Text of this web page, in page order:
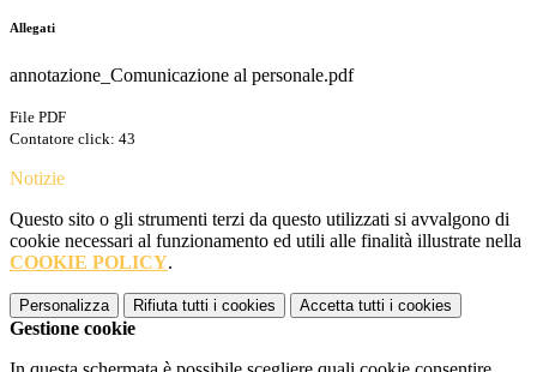
Allegati
annotazione_Comunicazione al personale.pdf
File PDF
Contatore click: 43
Notizie
Questo sito o gli strumenti terzi da questo utilizzati si avvalgono di
cookie necessari al funzionamento ed utili alle finalità illustrate nella
COOKIE POLICY.
Personalizza Rifiuta tutti i cookies Accetta tutti i cookies
Gestione cookie